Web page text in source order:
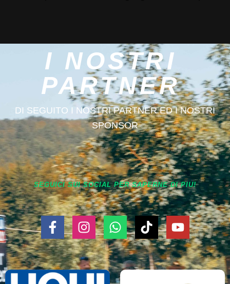
I NOSTRI
PARTNER
DI SEGUITO I NOSTRI PARTNER ED I NOSTRI
SPONSOR
SEGUICI SUI SOCIAL PER SAPERNE DI PIU!